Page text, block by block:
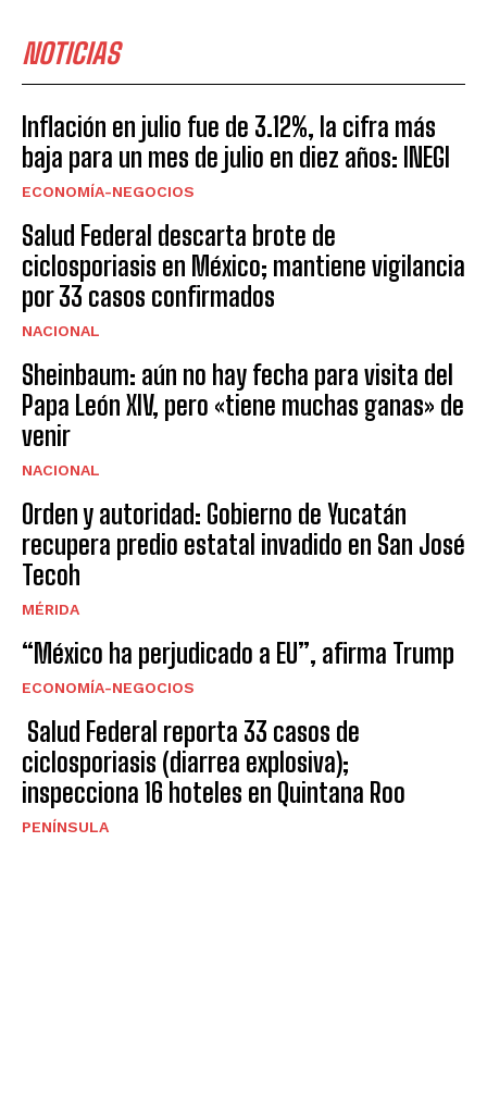
NOTICIAS
Inflación en julio fue de 3.12%, la cifra más
baja para un mes de julio en diez años: INEGI
ECONOMÍA-NEGOCIOS
Salud Federal descarta brote de
ciclosporiasis en México; mantiene vigilancia
por 33 casos confirmados
NACIONAL
Sheinbaum: aún no hay fecha para visita del
Papa León XIV, pero «tiene muchas ganas» de
venir
NACIONAL
Orden y autoridad: Gobierno de Yucatán
recupera predio estatal invadido en San José
Tecoh
MÉRIDA
“México ha perjudicado a EU”, afirma Trump
ECONOMÍA-NEGOCIOS
Salud Federal reporta 33 casos de
ciclosporiasis (diarrea explosiva);
inspecciona 16 hoteles en Quintana Roo
PENÍNSULA